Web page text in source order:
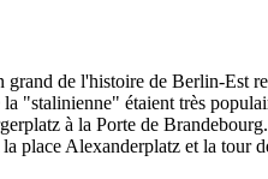
de l'histoire de Berlin-Est
"stalinienne" étaient très
à la Porte de
place Alexanderplatz et la